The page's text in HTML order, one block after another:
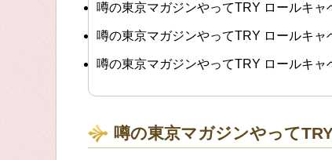
噂の東京マガジンやってTRY ロールキャ
噂の東京マガジンやってTRY ロールキャ
噂の東京マガジンやってTRY ロールキャ
噂の東京マガジンやって